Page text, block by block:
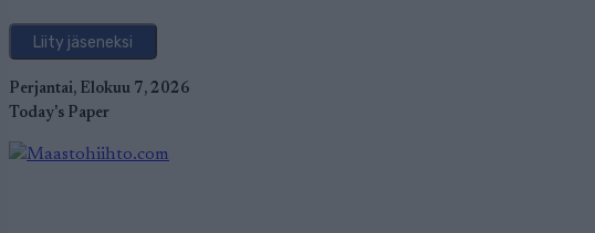
Liity jäseneksi
Perjantai, Elokuu 7, 2026
Today's Paper